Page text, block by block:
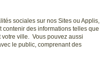
sociales sur nos Sites ou Applis,
des informations telles que
ville. Vous pouvez aussi
le public, comprenant des